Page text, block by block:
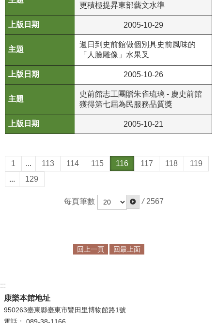
更積極提昇東部藝文水準
2005-10-29
週日到史前館做個別具史前風味的
「人臉雕像」水果叉
2005-10-26
史前館志工團贈朱雀琉璃 - 慶史前館
獲得第七屆為民服務品質獎
2005-10-21
1 ... 113 114 115 116 117 118
119
...
129
每頁筆數 / 2567
回上一頁 回最上面
:::
康樂本館地址
950263臺東縣臺東市豐田里博物館路1號
電話： 089-38-1166